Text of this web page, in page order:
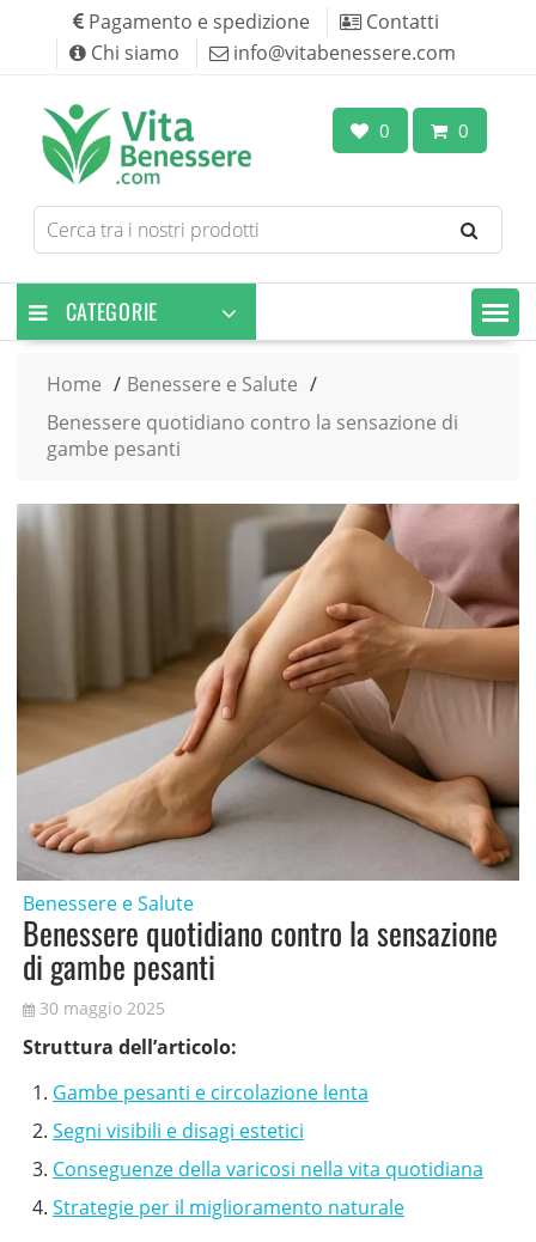
content
Pagamento e spedizione
Contatti
Chi siamo
info@vitabenessere.com
0 0
Search
for
CATEGORIE
Home
Benessere e Salute
Benessere quotidiano contro la sensazione di
gambe pesanti
Benessere e Salute
Benessere quotidiano contro la sensazione
di gambe pesanti
30 maggio 2025
Struttura dell’articolo:
Gambe pesanti e circolazione lenta
Segni visibili e disagi estetici
Conseguenze della varicosi nella vita quotidiana
Strategie per il miglioramento naturale